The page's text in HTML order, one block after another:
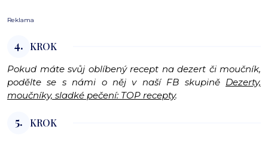
Reklama
4. KROK
Pokud máte svůj oblíbený recept na dezert či moučník,
podělte se s námi o něj v naší FB skupině Dezerty,
moučníky, sladké pečení: TOP recepty.
5. KROK